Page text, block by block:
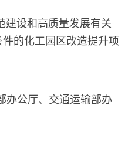
设和高质量发展有关
的化工园区改造提升项
公厅、交通运输部办